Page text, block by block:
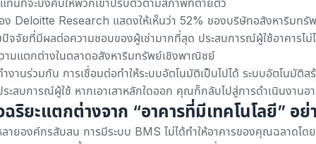
ง Deloitte Research แสดงให้เห็นว่า 52% ของบริษัทอสังหาริมทรั
จจัยที่มีผลต่อความชอบของผู้เช่ามากที่สุด ประสบการณ์ผู้ใช้อาคารไ
ามแตกต่างในตลาดอสังหาริมทรัพย์เชิงพาณิชย์
งานร่วมกัน การเชื่อมต่อทำให้ระบบอัตโนมัติเป็นไปได้ ระบบอัตโนมัติ
ะสบการณ์ผู้ใช้ หากเอาเสาหลักใดออก คุณก็กลับไปสู่การดำเนินงานอ
ฉริยะแตกต่างจาก “อาคารที่มีเทคโนโลยี” อย่
ายองค์กรสับสน การมีระบบ BMS ไม่ได้ทำให้อาคารของคุณฉลาดโด